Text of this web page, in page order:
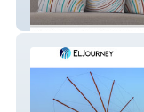
AzulyMar Designs